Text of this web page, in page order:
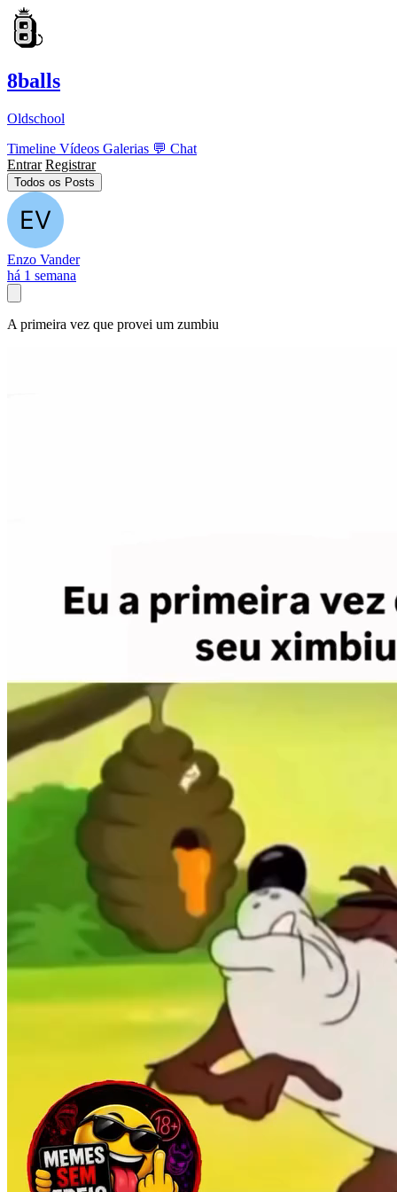
8balls
Oldschool
Timeline Vídeos Galerias 💬 Chat
Entrar Registrar
Todos os Posts
Enzo Vander
há 1 semana
A primeira vez que provei um zumbiu